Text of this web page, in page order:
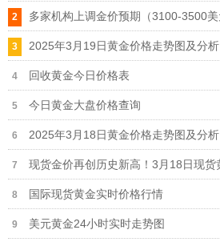
2025年3月19日黄金价格走势图及分析
回收黄金今日价格表
今日黄金大盘价格查询
2025年3月18日黄金价格走势图及分析
国际现货黄金实时价格行情
美元黄金24小时实时走势图